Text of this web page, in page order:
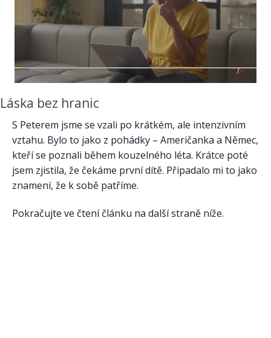
Láska bez hranic
S Peterem jsme se vzali po krátkém, ale intenzivním
vztahu. Bylo to jako z pohádky – Američanka a Němec,
kteří se poznali během kouzelného léta. Krátce poté
jsem zjistila, že čekáme první dítě. Připadalo mi to jako
znamení, že k sobě patříme.
Pokračujte ve čtení článku na další straně níže.